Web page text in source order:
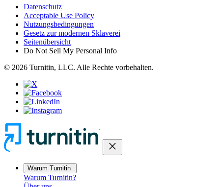
Datenschutz
Acceptable Use Policy
Nutzungsbedingungen
Gesetz zur modernen Sklaverei
Seitenübersicht
Do Not Sell My Personal Info
© 2026 Turnitin, LLC. Alle Rechte vorbehalten.
close
Warum Turnitin
Warum Turnitin?